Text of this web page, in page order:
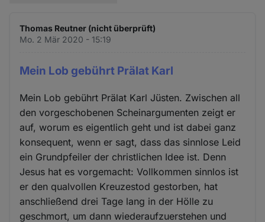
Thomas Reutner (nicht überprüft)
Mo. 2 Mär 2020 - 15:19
Mein Lob gebührt Prälat Karl
Mein Lob gebührt Prälat Karl Jüsten. Zwischen all
den vorgeschobenen Scheinargumenten zeigt er
auf, worum es eigentlich geht und ist dabei ganz
konsequent, wenn er sagt, dass das sinnlose Leid
ein Grundpfeiler der christlichen Idee ist. Denn
Jesus hat es vorgemacht: Vollkommen sinnlos ist
er den qualvollen Kreuzestod gestorben, hat
anschließend drei Tage lang in der Hölle zu
geschmort, um dann wiederaufzuerstehen und